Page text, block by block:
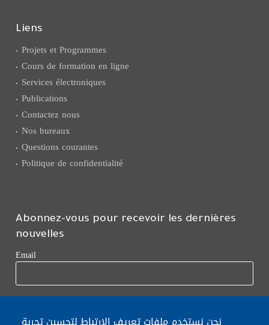
Liens
Projets et Programmes
Cours de formation en ligne
Services électroniques
Publications
Contactez nous
Nos bureaux
Questions courantes
Politique de confidentialité
Abonnez-vous pour recevoir les dernières
nouvelles
Email
Leave this field blank